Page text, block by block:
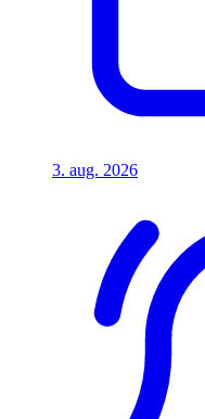
3. aug. 2026